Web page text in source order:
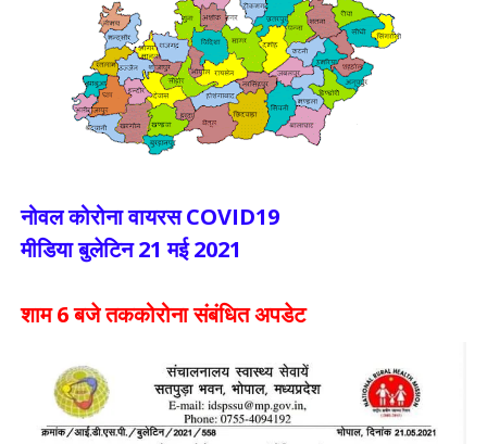
नोवल कोरोना वायरस COVID19
मीडिया बुलेटिन 21 मई 2021
शाम 6 बजे तककोरोना संबंधित अपडेट